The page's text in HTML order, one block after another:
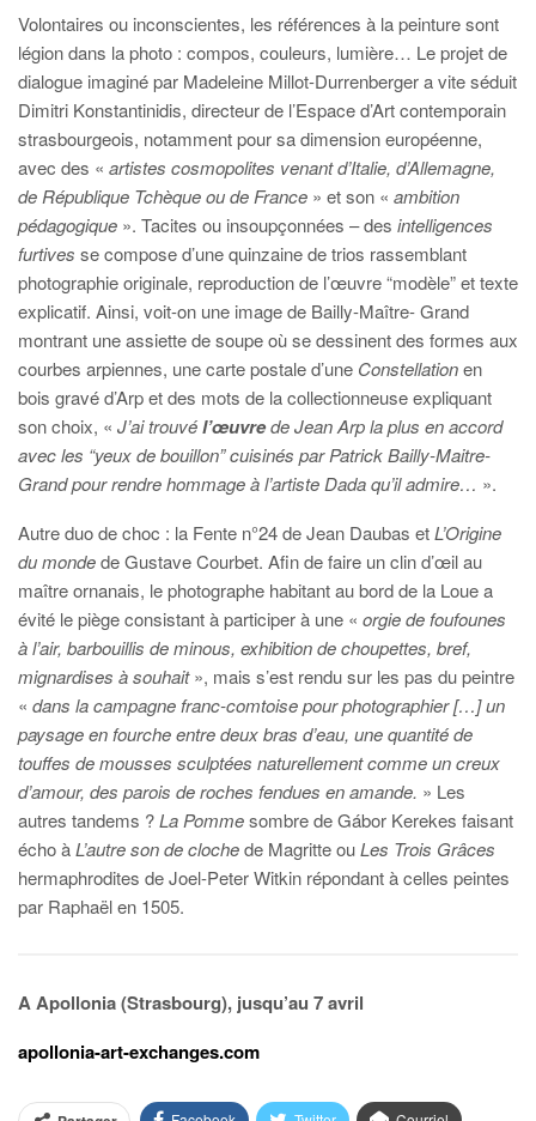
Volontaires ou inconscientes, les références à la peinture sont
légion dans la photo : compos, couleurs, lumière… Le projet de
dialogue imaginé par Madeleine Millot-Durrenberger a vite séduit
Dimitri Konstantinidis, directeur de l’Espace d’Art contemporain
strasbourgeois, notamment pour sa dimension européenne,
avec des « artistes cosmopolites venant d’Italie, d’Allemagne,
de République Tchèque ou de France » et son « ambition
pédagogique ». Tacites ou insoupçonnées – des intelligences
furtives se compose d’une quinzaine de trios rassemblant
photographie originale, reproduction de l’œuvre “modèle” et texte
explicatif. Ainsi, voit-on une image de Bailly-Maître- Grand
montrant une assiette de soupe où se dessinent des formes aux
courbes arpiennes, une carte postale d’une Constellationen
bois gravé d’Arp et des mots de la collectionneuse expliquant
son choix, « J’ai trouvél’œuvrede Jean Arp la plus en accord
avec les “yeux de bouillon” cuisinés par Patrick Bailly-Maitre-
Grand pour rendre hommage à l’artiste Dada qu’il admire… ».
Autre duo de choc : la Fente n°24 de Jean Daubas etL’Origine
du mondede Gustave Courbet. Afin de faire un clin d’œil au
maître ornanais, le photographe habitant au bord de la Loue a
évité le piège consistant à participer à une « orgie de foufounes
à l’air, barbouillis de minous, exhibition de choupettes, bref,
mignardises à souhait», mais s’est rendu sur les pas du peintre
« dans la campagne franc-comtoise pour photographier […] un
paysage en fourche entre deux bras d’eau, une quantité de
touffes de mousses sculptées naturellement comme un creux
d’amour, des parois de roches fendues en amande. » Les
autres tandems ?La Pommesombre de Gábor Kerekes faisant
écho àL’autre son de clochede Magritte ouLes Trois Grâces
hermaphrodites de Joel-Peter Witkin répondant à celles peintes
par Raphaël en 1505.
A Apollonia (Strasbourg), jusqu’au 7 avril
apollonia-art-exchanges.com